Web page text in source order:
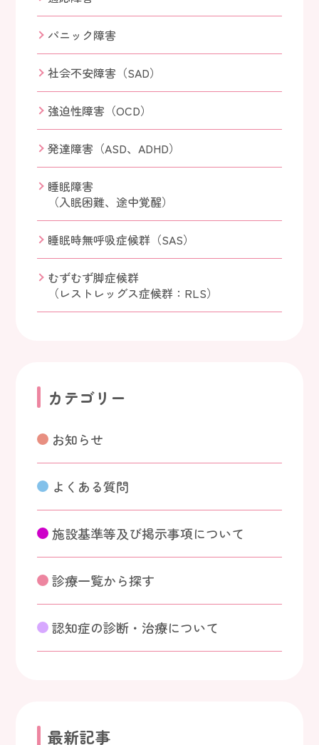
パニック障害
社会不安障害（SAD）
強迫性障害（OCD）
発達障害（ASD、ADHD）
睡眠障害
（入眠困難、途中覚醒）
睡眠時無呼吸症候群（SAS）
むずむず脚症候群
（レストレッグス症候群：RLS）
カテゴリー
お知らせ
よくある質問
施設基準等及び掲示事項について
診療一覧から探す
認知症の診断・治療について
最新記事